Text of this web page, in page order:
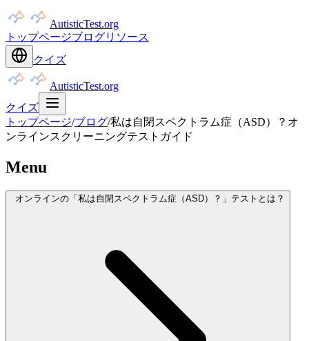
AutisticTest.org
トップページブログリソース
クイズ
AutisticTest.org
クイズ
トップページ/ブログ/私は自閉スペクトラム症（ASD）？オ
ンラインスクリーニングテストガイド
Menu
オンラインの「私は自閉スペクトラム症（ASD）？」テストとは？